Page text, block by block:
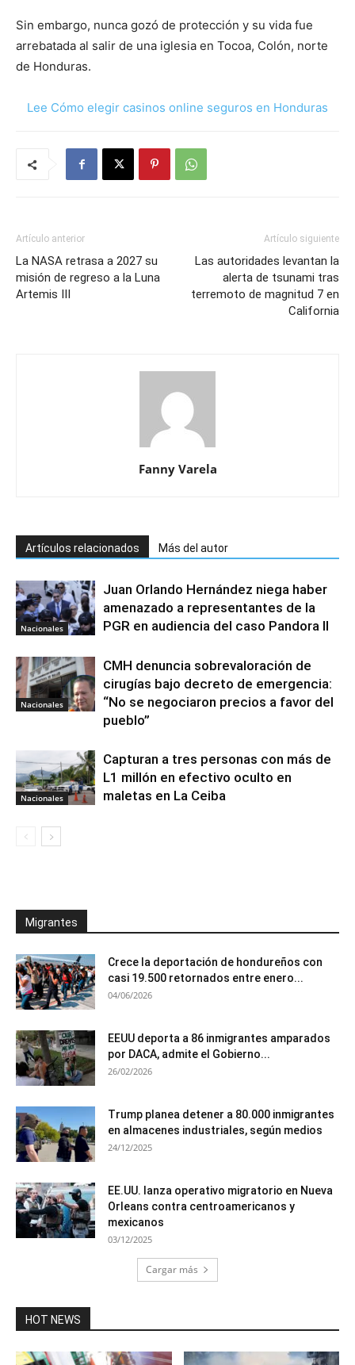
Sin embargo, nunca gozó de protección y su vida fue
arrebatada al salir de una iglesia en Tocoa, Colón, norte
de Honduras.
Lee Cómo elegir casinos online seguros en Honduras
Artículo anterior
La NASA retrasa a 2027 su
misión de regreso a la Luna
Artemis III
Artículo siguiente
Las autoridades levantan la
alerta de tsunami tras
terremoto de magnitud 7 en
California
Fanny Varela
Artículos relacionados Más del autor
Nacionales
Juan Orlando Hernández niega haber
amenazado a representantes de la
PGR en audiencia del caso Pandora II
Nacionales
CMH denuncia sobrevaloración de
cirugías bajo decreto de emergencia:
“No se negociaron precios a favor del
pueblo”
Nacionales
Capturan a tres personas con más de
L1 millón en efectivo oculto en
maletas en La Ceiba
Migrantes
Crece la deportación de hondureños con
casi 19.500 retornados entre enero...
04/06/2026
EEUU deporta a 86 inmigrantes amparados
por DACA, admite el Gobierno...
26/02/2026
Trump planea detener a 80.000 inmigrantes
en almacenes industriales, según medios
24/12/2025
EE.UU. lanza operativo migratorio en Nueva
Orleans contra centroamericanos y
mexicanos
03/12/2025
Cargar más
HOT NEWS